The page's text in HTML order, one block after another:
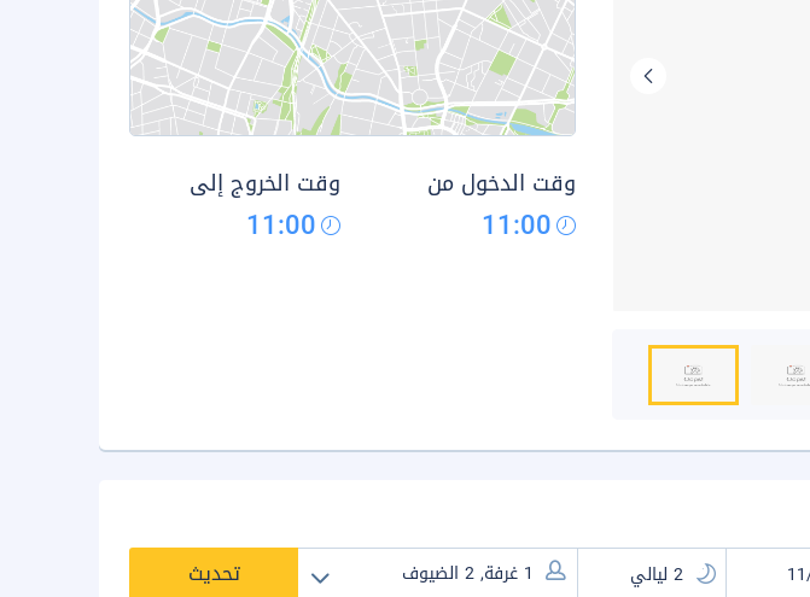
وقت الدخول من
11:00
وقت الخروج إلى
11:00
تحديث